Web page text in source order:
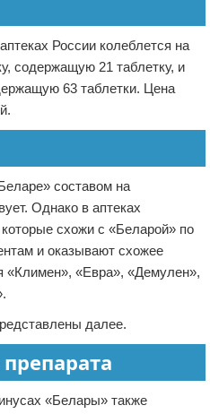
России колеблется на
содержащую 21 таблетку, и
63 таблетки. Цена
составом на
Однако в аптеках
схожи с «Беларой» по
и оказывают схожее
«Климен», «Евра», «Демулен»,
далее.
«Белары» также